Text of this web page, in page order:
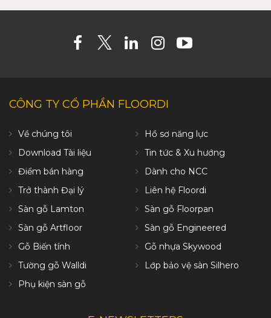
CÔNG TY CỔ PHẦN FLOORDI
Về chúng tôi
Hồ sơ năng lực
Download Tài liệu
Tin tức & Xu hướng
Điểm bán hàng
Dành cho NCC
Trở thành Đại lý
Liên hệ Floordi
Sàn gỗ Lamton
Sàn gỗ Floorpan
Sàn gỗ Artfloor
Sàn gỗ Engineered
Gỗ Biến tính
Gỗ nhựa Skywood
Tường gỗ Walldi
Lớp bảo vệ sàn Silhero
Phụ kiện sàn gỗ